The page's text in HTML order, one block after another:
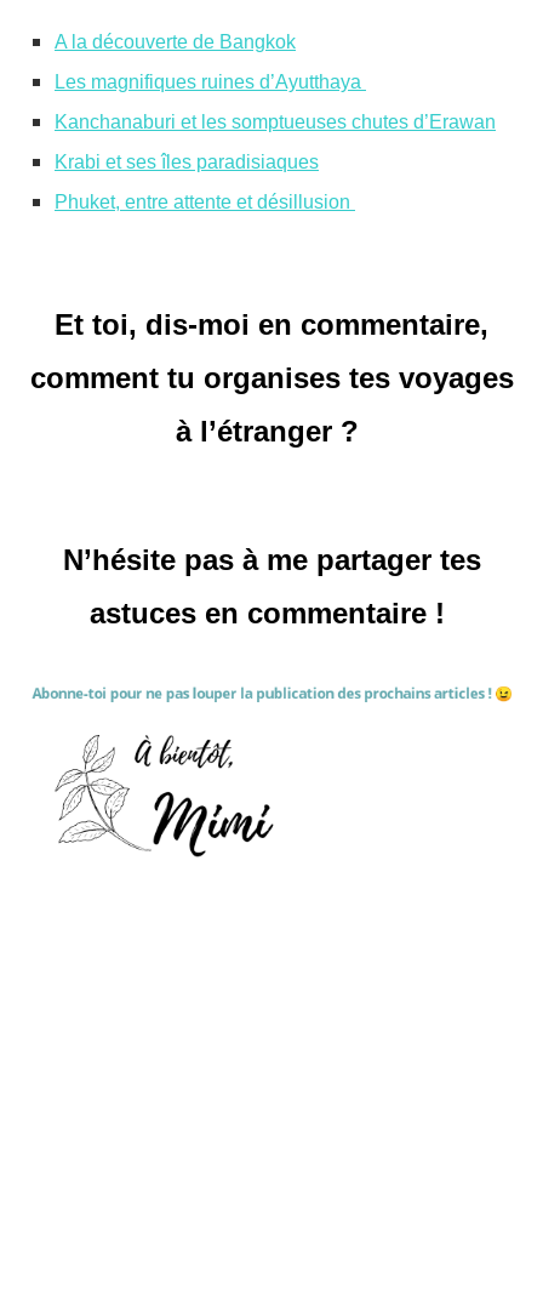
A la découverte de Bangkok
Les magnifiques ruines d’Ayutthaya
Kanchanaburi et les somptueuses chutes d’Erawan
Krabi et ses îles paradisiaques
Phuket, entre attente et désillusion
Et toi, dis-moi en commentaire,
comment tu organises tes voyages
à l’étranger ?
N’hésite pas à me partager tes
astuces en commentaire !